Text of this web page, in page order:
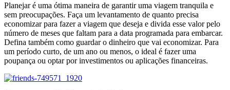
Planejar é uma ótima maneira de garantir uma viagem tranquila e
sem preocupações. Faça um levantamento de quanto precisa
economizar para fazer a viagem que deseja e divida esse valor pelo
número de meses que faltam para a data programada para embarcar.
Defina também como guardar o dinheiro que vai economizar. Para
um período curto, de um ano ou menos, o ideal é fazer uma
poupança ou optar por investimentos ou aplicações financeiras.